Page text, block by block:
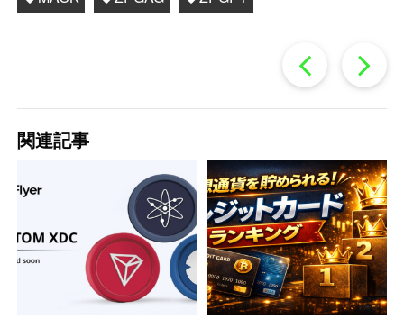
過
去
の
投
稿
関連記事